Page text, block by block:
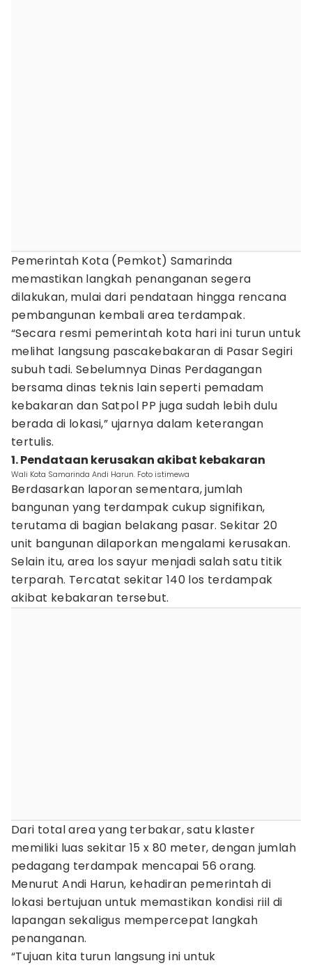
Pemerintah Kota (Pemkot) Samarinda
memastikan langkah penanganan segera
dilakukan, mulai dari pendataan hingga rencana
pembangunan kembali area terdampak.
“Secara resmi pemerintah kota hari ini turun untuk
melihat langsung pascakebakaran di Pasar Segiri
subuh tadi. Sebelumnya Dinas Perdagangan
bersama dinas teknis lain seperti pemadam
kebakaran dan Satpol PP juga sudah lebih dulu
berada di lokasi,” ujarnya dalam keterangan
tertulis.
1. Pendataan kerusakan akibat kebakaran
Wali Kota Samarinda Andi Harun. Foto istimewa
Berdasarkan laporan sementara, jumlah
bangunan yang terdampak cukup signifikan,
terutama di bagian belakang pasar. Sekitar 20
unit bangunan dilaporkan mengalami kerusakan.
Selain itu, area los sayur menjadi salah satu titik
terparah. Tercatat sekitar 140 los terdampak
akibat kebakaran tersebut.
Dari total area yang terbakar, satu klaster
memiliki luas sekitar 15 x 80 meter, dengan jumlah
pedagang terdampak mencapai 56 orang.
Menurut Andi Harun, kehadiran pemerintah di
lokasi bertujuan untuk memastikan kondisi riil di
lapangan sekaligus mempercepat langkah
penanganan.
“Tujuan kita turun langsung ini untuk